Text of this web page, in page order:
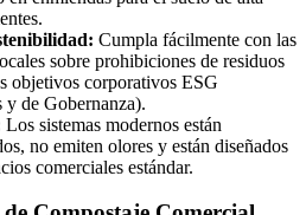
Cumpla fácilmente con las
sobre prohibiciones de residuos
objetivos corporativos ESG
de Gobernanza).
Los sistemas modernos están
no emiten olores y están diseñados
comerciales estándar.